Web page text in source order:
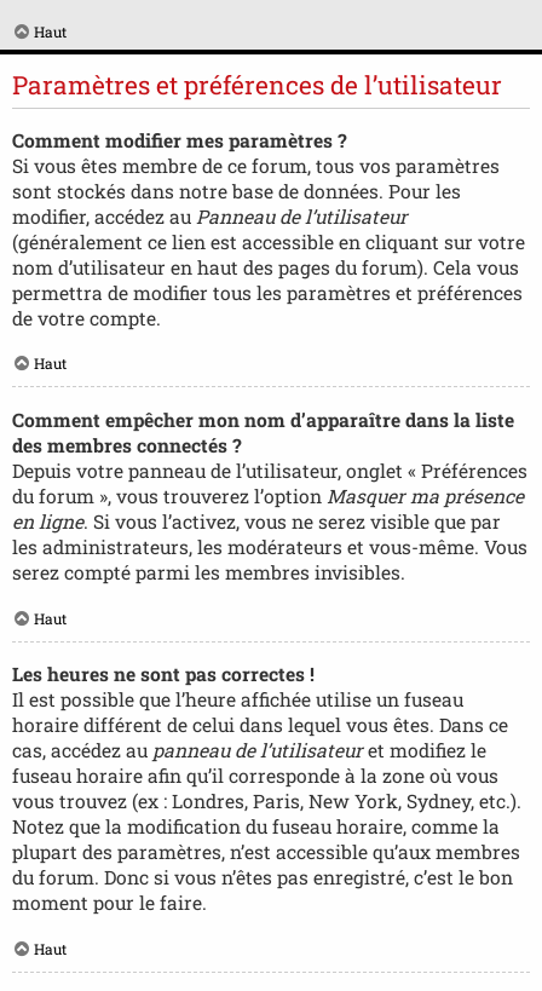
Haut
Paramètres et préférences de l’utilisateur
Comment modifier mes paramètres ?
Si vous êtes membre de ce forum, tous vos paramètres
sont stockés dans notre base de données. Pour les
modifier, accédez au Panneau de l’utilisateur
(généralement ce lien est accessible en cliquant sur votre
nom d’utilisateur en haut des pages du forum). Cela vous
permettra de modifier tous les paramètres et préférences
de votre compte.
Haut
Comment empêcher mon nom d’apparaître dans la liste
des membres connectés ?
Depuis votre panneau de l’utilisateur, onglet « Préférences
du forum », vous trouverez l’option Masquer ma présence
en ligne. Si vous l’activez, vous ne serez visible que par
les administrateurs, les modérateurs et vous-même. Vous
serez compté parmi les membres invisibles.
Haut
Les heures ne sont pas correctes !
Il est possible que l’heure affichée utilise un fuseau
horaire différent de celui dans lequel vous êtes. Dans ce
cas, accédez au panneau de l’utilisateuret modifiez le
fuseau horaire afin qu’il corresponde à la zone où vous
vous trouvez (ex : Londres, Paris, New York, Sydney, etc.).
Notez que la modification du fuseau horaire, comme la
plupart des paramètres, n’est accessible qu’aux membres
du forum. Donc si vous n’êtes pas enregistré, c’est le bon
moment pour le faire.
Haut